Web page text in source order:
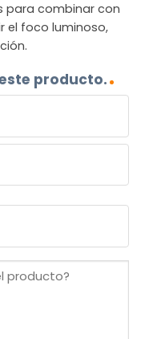
para combinar con
el foco luminoso,
producto.